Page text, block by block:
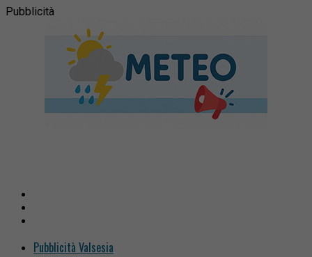
Pubblicità
Pubblicità Valsesia